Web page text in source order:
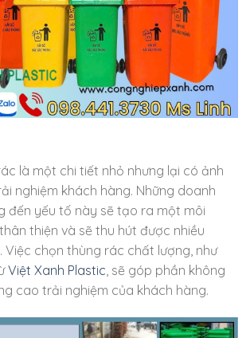
là một chi tiết nhỏ nhưng lại có ảnh
nghiệm khách hàng. Những doanh
đến yếu tố này sẽ tạo ra một môi
thiện và sẽ thu hút được nhiều
Việc chọn thùng rác chất lượng, như
Việt Xanh Plastic, sẽ góp phần không
cao trải nghiệm của khách hàng.